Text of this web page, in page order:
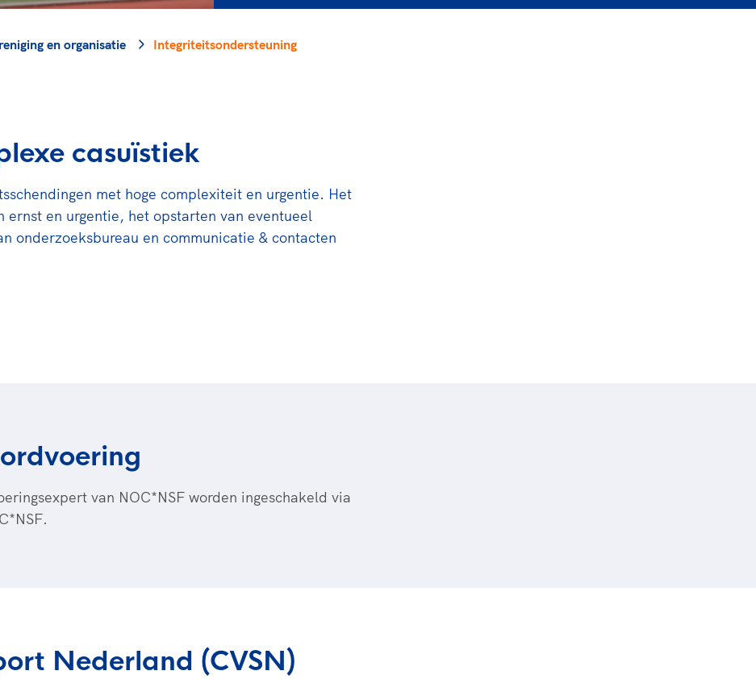
Lees verder
en organisatie Integriteitsondersteuning
casuïstiek
met hoge complexiteit en urgentie. Het
en urgentie, het opstarten van eventueel
onderzoeksbureau en communicatie & contacten
van NOC*NSF worden ingeschakeld via
Nederland (CVSN)